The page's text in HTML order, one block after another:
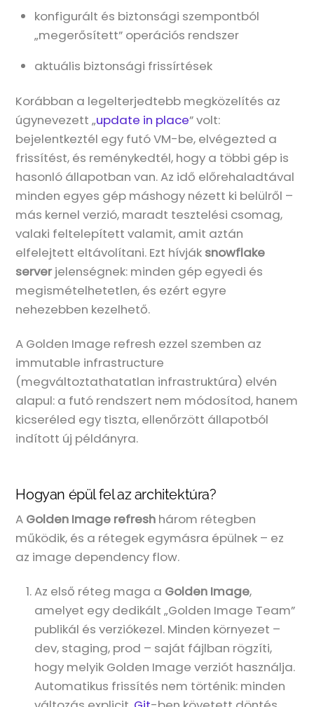
konfigurált és biztonsági szempontból
„megerősített” operációs rendszer
aktuális biztonsági frissírtések
Korábban a legelterjedtebb megközelítés az
úgynevezett „update in place” volt:
bejelentkeztél egy futó VM-be, elvégezted a
frissítést, és reménykedtél, hogy a többi gép is
hasonló állapotban van. Az idő előrehaladtával
minden egyes gép máshogy nézett ki belülről –
más kernel verzió, maradt tesztelési csomag,
valaki feltelepített valamit, amit aztán
elfelejtett eltávolítani. Ezt hívják snowflake
serverjelenségnek: minden gép egyedi és
megismételhetetlen, és ezért egyre
nehezebben kezelhető.
A Golden Image refresh ezzel szemben az
immutable infrastructure
(megváltoztathatatlan infrastruktúra) elvén
alapul: a futó rendszert nem módosítod, hanem
kicseréled egy tiszta, ellenőrzött állapotból
indított új példányra.
Hogyan épül fel az architektúra?
A Golden Image refresh három rétegben
működik, és a rétegek egymásra épülnek – ez
az image dependency flow.
Az első réteg maga a Golden Image,
amelyet egy dedikált „Golden Image Team”
publikál és verziókezel. Minden környezet –
dev, staging, prod – saját fájlban rögzíti,
hogy melyik Golden Image verziót használja.
Automatikus frissítés nem történik: minden